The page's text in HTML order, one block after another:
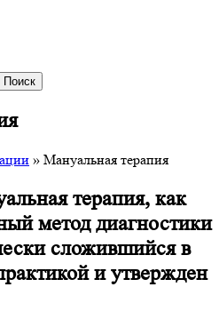
Поиск
» Мануальная терапия
терапия, как
метод диагностики
сложившийся в
и утвержден